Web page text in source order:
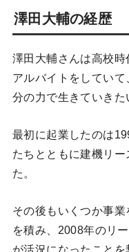
澤田大輔の経歴
澤田大輔さんは高校
アルバイトをしてい
分の力で生きていきた
最初に起業したのは
たちとともに建機リ
た。
その後もいくつか事
を積み、2008年のリ
が活況になったことを